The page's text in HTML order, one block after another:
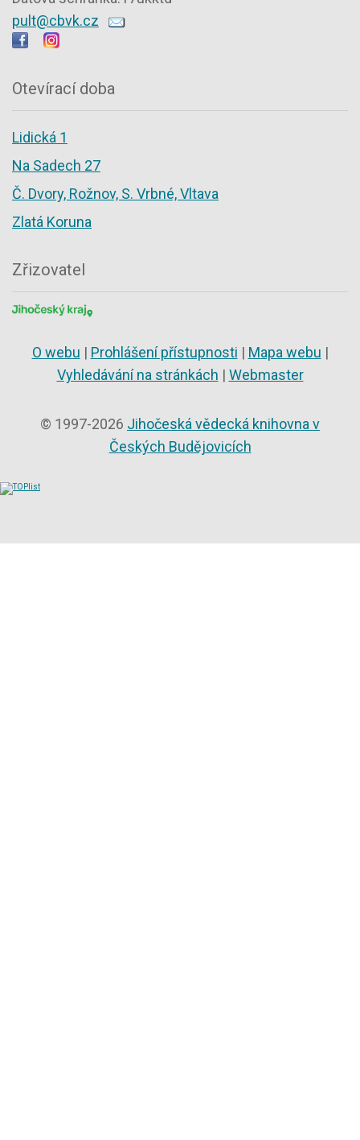
pult@cbvk.cz
Otevírací doba
Lidická 1
Na Sadech 27
Č. Dvory, Rožnov, S. Vrbné, Vltava
Zlatá Koruna
Zřizovatel
O webu | Prohlášení přístupnosti | Mapa webu |
Vyhledávání na stránkách | Webmaster
© 1997-2026 Jihočeská vědecká knihovna v
Českých Budějovicích